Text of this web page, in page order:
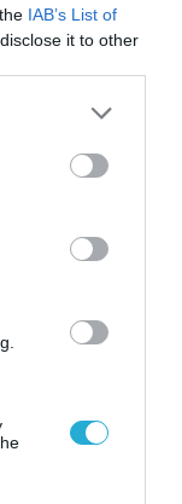
IAB’s List of
it to other
or more Google
may click to
party tags to
in below Google